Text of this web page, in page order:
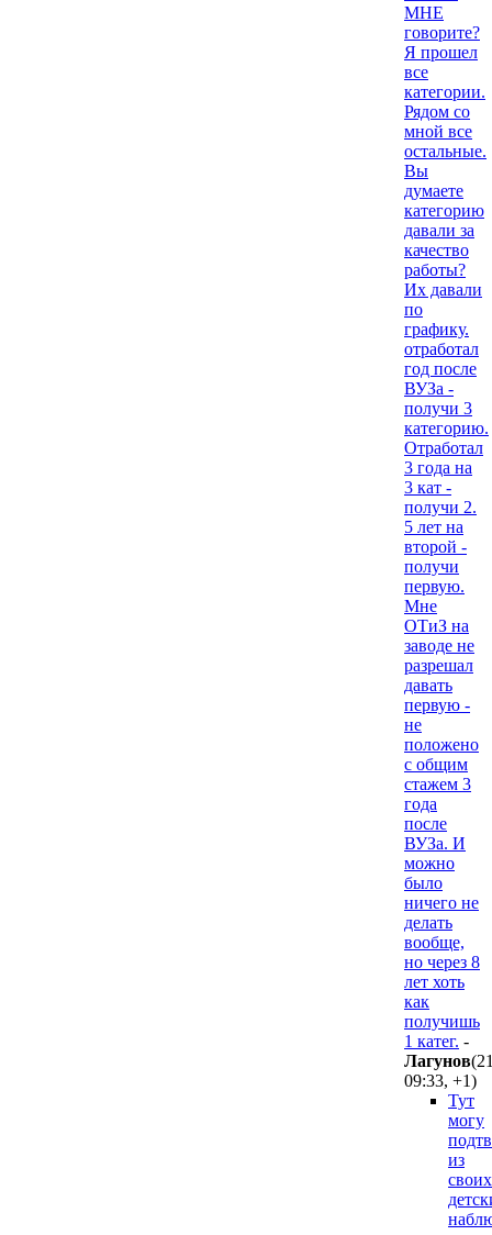
МНЕ
говорите?
Я прошел
все
категории.
Рядом со
мной все
остальные.
Вы
думаете
категорию
давали за
качество
работы?
Их давали
по
графику.
отработал
год после
ВУЗа -
получи 3
категорию.
Отработал
3 года на
3 кат -
получи 2.
5 лет на
второй -
получи
первую.
Мне
ОТиЗ на
заводе не
разрешал
давать
первую -
не
положено
с общим
стажем 3
года
после
ВУЗа. И
можно
было
ничего не
делать
вообще,
но через 8
лет хоть
как
получишь
1 катег. -
Лaгyнoв
09:33, +1)
Тут
могу
из
своих